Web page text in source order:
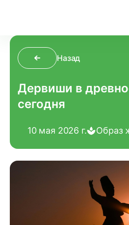
Назад
Дервиши в
сегодня
10 мая 2026 г. Образ